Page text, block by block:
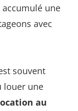
accumulé une
avec
souvent
louer une
au